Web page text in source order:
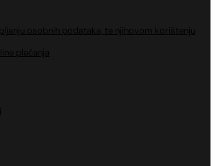
osobnih podataka, te njihovom korištenju
plaćanja